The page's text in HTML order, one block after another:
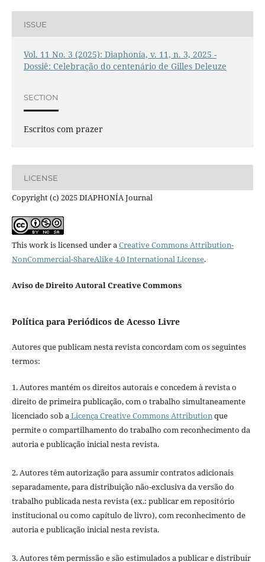
ISSUE
Vol. 11 No. 3 (2025): Diaphonía, v. 11, n. 3, 2025 -
Dossiê: Celebração do centenário de Gilles Deleuze
SECTION
Escritos com prazer
LICENSE
Copyright (c) 2025 DIAPHONÍA Journal
This work is licensed under aCreative Commons Attribution-
NonCommercial-ShareAlike 4.0 International License.
Aviso de Direito Autoral Creative Commons
Política para Periódicos de Acesso Livre
Autores que publicam nesta revista concordam com os seguintes
termos:
1. Autores mantém os direitos autorais e concedem à revista o
direito de primeira publicação, com o trabalho simultaneamente
licenciado sob aLicença Creative Commons Attributionque
permite o compartilhamento do trabalho com reconhecimento da
autoria e publicação inicial nesta revista.
2. Autores têm autorização para assumir contratos adicionais
separadamente, para distribuição não-exclusiva da versão do
trabalho publicada nesta revista (ex.: publicar em repositório
institucional ou como capítulo de livro), com reconhecimento de
autoria e publicação inicial nesta revista.
3. Autores têm permissão e são estimulados a publicar e distribuir